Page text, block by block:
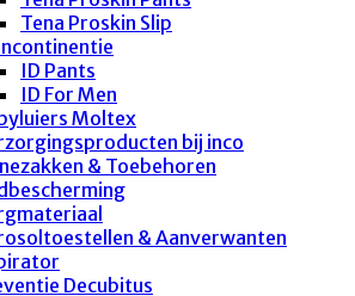
Tena Proskin Slip
ID Pants
ID For Men
Moltex
bij inco
& Toebehoren
& Aanverwanten
Decubitus